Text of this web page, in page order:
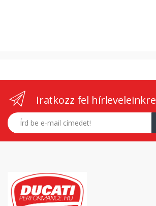
Iratkozz fel hírleveleinkre
E-mail címed